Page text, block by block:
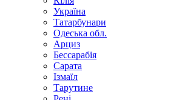
Україна
Татарбунари
Одеська обл.
Арциз
Бессарабія
Сарата
Ізмаїл
Тарутине